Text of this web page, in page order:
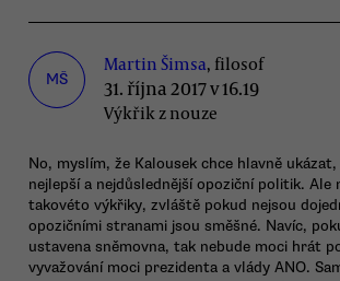
MŠ
Martin Šimsa, filosof
31. října 2017 v 16.19
Výkřik z nouze
No, myslím, že Kalousek chce hlavně
nejlepší a nejdůslednější opoziční politik. Ale
takovéto výkřiky, zvláště pokud nejsou
opozičními stranami jsou směšné. Navíc,
ustavena sněmovna, tak nebude moci hrát
vyvažování moci prezidenta a vlády ANO.